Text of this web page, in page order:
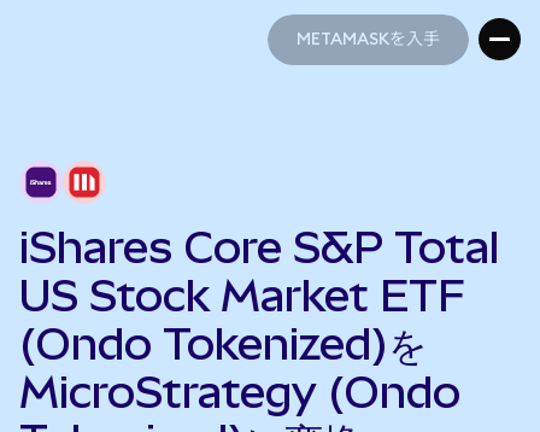
METAMASKを入手
iShares Core S&P Total
US Stock Market ETF
(Ondo Tokenized)を
MicroStrategy (Ondo